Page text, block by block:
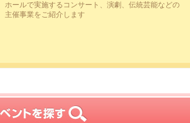
ホールで実施するコンサート、演劇、伝統芸能などの
主催事業をご紹介します